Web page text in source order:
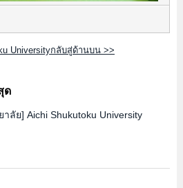
Universityกลับสู่ด้านบน >>
ด
าลัย] Aichi Shukutoku University